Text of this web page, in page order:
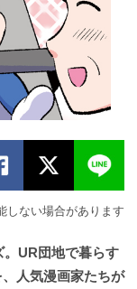
しない場合があります
UR団地で暮らす
人気漫画家たちが